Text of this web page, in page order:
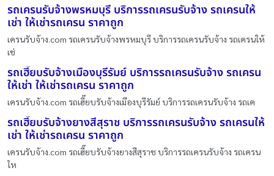
รถเครนรับจ้างพรหมบุรี บริการรถเครนรับจ้าง รถเครนให้
เช่า ให้เช่ารถเครน ราคาถูก
เครนรับจ้าง.com รถเครนรับจ้างพรหมบุรี บริการรถเครนรับจ้าง รถเครนให้
เช่
รถเฮี๊ยบรับจ้างเมืองบุรีรัมย์ บริการรถเครนรับจ้าง รถเครน
ให้เช่า ให้เช่ารถเครน ราคาถูก
เครนรับจ้าง.com รถเฮี๊ยบรับจ้างเมืองบุรีรัมย์ บริการรถเครนรับจ้าง รถเค
รถเฮี๊ยบรับจ้างยางสีสุราช บริการรถเครนรับจ้าง รถเครนให้
เช่า ให้เช่ารถเครน ราคาถูก
เครนรับจ้าง.com รถเฮี๊ยบรับจ้างยางสีสุราช บริการรถเครนรับจ้าง รถเครน
ให